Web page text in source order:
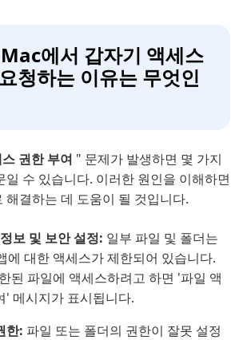
에서 갑자기 액세스
청하는 이유는 무엇인
권한 부여 " 문제가 발생하면 몇 가지
일 수 있습니다. 이러한 원인을 이해하면
해결하는 데 도움이 될 것입니다.
보 및 보안 설정: 일부 파일 및 폴더는
에 대한 액세스가 제한되어 있습니다.
된 파일에 액세스하려고 하면 '파일 액
' 메시지가 표시됩니다.
한: 파일 또는 폴더의 권한이 잘못 설정